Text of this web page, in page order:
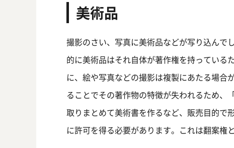
美術品
撮影のさい、写真に美術品などが写り込んで
的に美術品はそれ自体が著作権を持っている
に、絵や写真などの撮影は複製にあたる場合
ることでその著作物の特徴が失われるため、
取りまとめて美術書を作るなど、販売目的で
に許可を得る必要があります。これは翻案権